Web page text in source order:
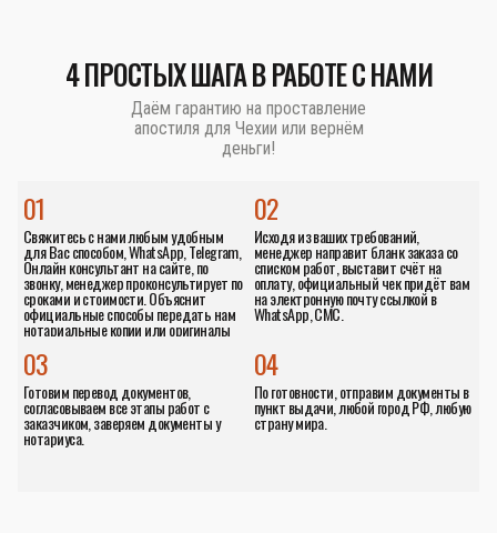
4 ПРОСТЫХ ШАГА В РАБОТЕ С НАМИ
Даём гарантию на проставление
апостиля для Чехии или вернём
деньги!
01
Свяжитесь с нами любым удобным
для Вас способом, WhatsApp, Telegram,
Онлайн консультант на сайте, по
звонку, менеджер проконсультирует по
сроками и стоимости. Объяснит
официальные способы передать нам
нотариальные копии или оригиналы
02
Исходя из ваших требований,
менеджер направит бланк заказа со
списком работ, выставит счёт на
оплату, официальный чек придёт вам
на электронную почту ссылкой в
WhatsApp, СМС.
04
По готовности, отправим документы в
пункт выдачи, любой город РФ, любую
страну мира.
03
Готовим перевод документов,
согласовываем все этапы работ с
заказчиком, заверяем документы у
нотариуса.